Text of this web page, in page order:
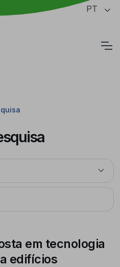
da página PT
em tecnologia
edifícios